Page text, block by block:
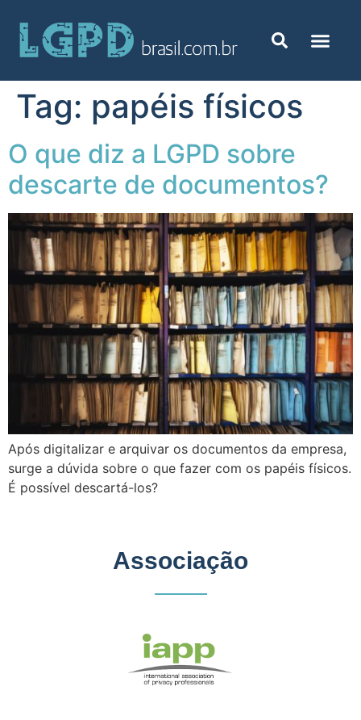
Tag: papéis físicos
O que diz a LGPD sobre
descarte de documentos?
Após digitalizar e arquivar os documentos da empresa,
surge a dúvida sobre o que fazer com os papéis físicos.
É possível descartá-los?
Associação